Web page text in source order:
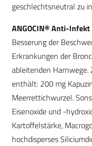
geschlechtsneutral zu
ANGOCIN® Anti-
Besserung der
Erkrankungen der
ableitenden
enthält: 200 mg
Meerrettichwurzel.
Eisenoxide und -
Kartoffelstärke,
hochdisperses